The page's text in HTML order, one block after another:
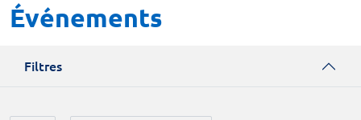
Événements
Filtres